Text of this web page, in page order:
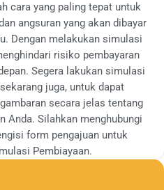
cara yang paling tepat untuk
angsuran yang akan dibayar
Dengan melakukan simulasi
risiko pembayaran
Segera lakukan simulasi
juga, untuk dapat
secara jelas tentang
Anda. Silahkan menghubungi
form pengajuan untuk
Pembiayaan.